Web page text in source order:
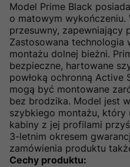
Model Prime Black
o matowym wykończeniu.
przesuwny, zapewniający
Zastosowana technologia
montażu dolnej bieżni.
bezpieczne, hartowane
powłoką ochronną Active
mogą być montowane
bez brodzika. Model jest
szybkiego montażu, który
kabiny z jej profilami
3-letnim okresem
zamówienia produktu
Cechy produktu: